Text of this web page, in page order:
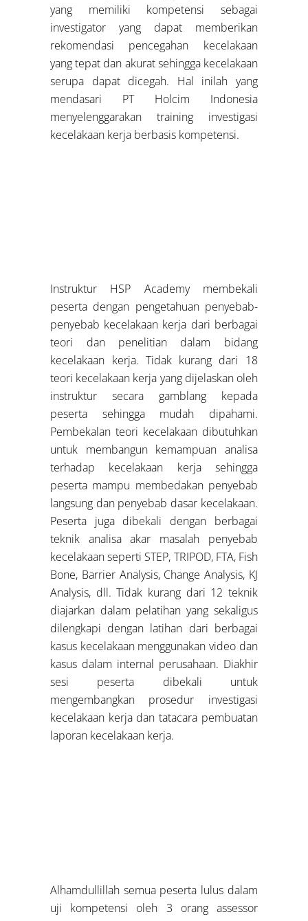
yang memiliki kompetensi sebagai
investigator yang dapat memberikan
rekomendasi pencegahan kecelakaan
yang tepat dan akurat sehingga kecelakaan
serupa dapat dicegah. Hal inilah yang
mendasari PT Holcim Indonesia
menyelenggarakan training investigasi
kecelakaan kerja berbasis kompetensi.
Instruktur HSP Academy membekali
peserta dengan pengetahuan penyebab-
penyebab kecelakaan kerja dari berbagai
teori dan penelitian dalam bidang
kecelakaan kerja. Tidak kurang dari 18
teori kecelakaan kerja yang dijelaskan oleh
instruktur secara gamblang kepada
peserta sehingga mudah dipahami.
Pembekalan teori kecelakaan dibutuhkan
untuk membangun kemampuan analisa
terhadap kecelakaan kerja sehingga
peserta mampu membedakan penyebab
langsung dan penyebab dasar kecelakaan.
Peserta juga dibekali dengan berbagai
teknik analisa akar masalah penyebab
kecelakaan seperti STEP, TRIPOD, FTA, Fish
Bone, Barrier Analysis, Change Analysis, KJ
Analysis, dll. Tidak kurang dari 12 teknik
diajarkan dalam pelatihan yang sekaligus
dilengkapi dengan latihan dari berbagai
kasus kecelakaan menggunakan video dan
kasus dalam internal perusahaan. Diakhir
sesi peserta dibekali untuk
mengembangkan prosedur investigasi
kecelakaan kerja dan tatacara pembuatan
laporan kecelakaan kerja.
Alhamdullillah semua peserta lulus dalam
uji kompetensi oleh 3 orang assessor